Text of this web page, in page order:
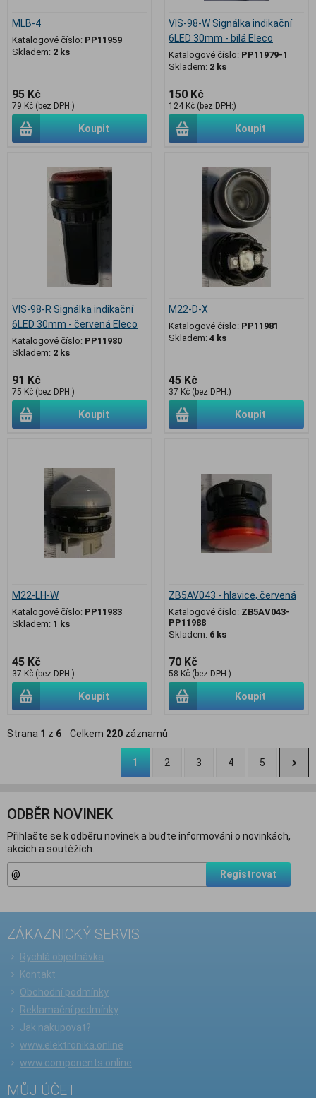
MLB-4
Katalogové číslo: PP11959
Skladem: 2 ks
95 Kč
79 Kč (bez DPH:)
Koupit
VIS-98-W Signálka indikační
6LED 30mm - bílá Eleco
Katalogové číslo: PP11979-1
Skladem: 2 ks
150 Kč
124 Kč (bez DPH:)
Koupit
VIS-98-R Signálka indikační
6LED 30mm - červená Eleco
Katalogové číslo: PP11980
Skladem: 2 ks
91 Kč
75 Kč (bez DPH:)
Koupit
M22-D-X
Katalogové číslo: PP11981
Skladem: 4 ks
45 Kč
37 Kč (bez DPH:)
Koupit
M22-LH-W
Katalogové číslo: PP11983
Skladem: 1 ks
45 Kč
37 Kč (bez DPH:)
Koupit
ZB5AV043 - hlavice, červená
Katalogové číslo: ZB5AV043-
PP11988
Skladem: 6 ks
70 Kč
58 Kč (bez DPH:)
Koupit
Strana 1 z 6 Celkem 220 záznamů
1 2 3 4 5
ODBĚR NOVINEK
Přihlašte se k odběru novinek a buďte informováni o novinkách,
akcích a soutěžích.
Registrovat
ZÁKAZNICKÝ SERVIS
Rychlá objednávka
Kontakt
Obchodní podmínky
Reklamační podmínky
Jak nakupovat?
www.elektronika.online
www.components.online
MŮJ ÚČET